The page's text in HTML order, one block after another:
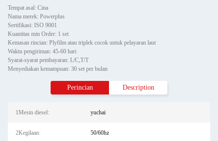
Tempat asal: Cina
Nama merek: Powerplus
Sertifikasi: ISO 9001
Kuantitas min Order: 1 set
Kemasan rincian: Plyfilm atau triplek cocok untuk pelayaran laut
Waktu pengiriman: 45-60 hari
Syarat-syarat pembayaran: L/C,T/T
Menyediakan kemampuan: 30 set per bulan
Perincian Description
1Mesin diesel: yuchai
2Kegilaan: 50/60hz